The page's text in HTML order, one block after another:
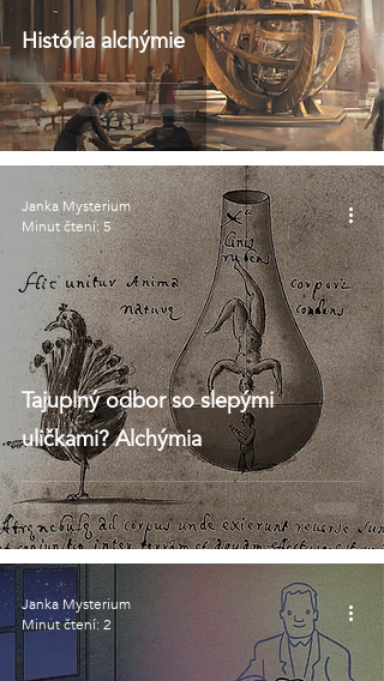
História alchýmie
Tajuplný odbor so slepými
uličkami? Alchýmia
Janka Mysterium
Minut čtení: 5
Janka Mysterium
Minut čtení: 2